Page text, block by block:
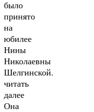
было
принято
на
юбилее
Нины
Николаевны
Шелгинской.
читать
далее
Она